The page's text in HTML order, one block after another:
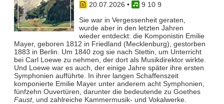
20.07.2026 •
9 10 9
Sie war in Vergessenheit geraten,
wurde aber in den letzten Jahren
wieder entdeckt: die Komponistin Emilie
Mayer, geboren 1812 in Friedland (Mecklenburg), gestorben
1883 in Berlin. Um 1840 zog sie nach Stettin, um Unterricht
bei Carl Loewe zu nehmen, der dort als Musikdirektor wirkte.
Und Loewe war es auch, der einige Jahre später ihre ersten
Symphonien aufführte. In ihrer langen Schaffenszeit
komponierte Emilie Mayer unter anderem acht Symphonien,
fünfzehn Ouvertüren, darunter die bedeutende zu Goethes
Faust, und zahlreiche Kammermusik- und Vokalwerke.